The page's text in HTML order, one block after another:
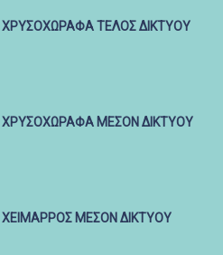
ΤΕΛΟΣ ΔΙΚΤΥΟΥ
ΜΕΣΟΝ ΔΙΚΤΥΟΥ
ΜΕΣΟΝ ΔΙΚΤΥΟΥ